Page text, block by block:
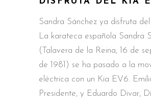
Sandra Sánchez ya disfruta
La karateca española Sandra
(Talavera de la Reina, 16 de
de 1981) se ha pasado a la
eléctrica con un Kia EV6.
Presidente, y Eduardo Divar,